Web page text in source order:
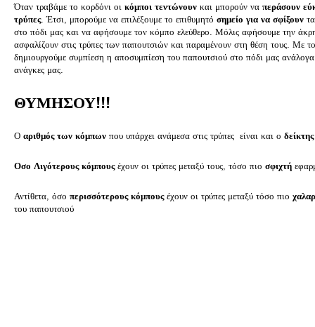
Όταν τραβάμε το κορδόνι οι κόμποι τεντώνουν και μπορούν να περάσουν
τρύπες. Έτσι, μπορούμε να επιλέξουμε το επιθυμητό σημείο για να σφίξουν
στο πόδι μας και να αφήσουμε τον κόμπο ελεύθερο. Μόλις αφήσουμε την
ασφαλίζουν στις τρύπες των παπουτσιών και παραμένουν στη θέση τους. Με
δημιουργούμε συμπίεση η αποσυμπίεση του παπουτσιού στο πόδι μας ανάλογα
ανάγκες μας.
ΘΥΜΗΣΟΥ!!!
Ο αριθμός των κόμπων που υπάρχει ανάμεσα στις τρύπες είναι και ο
Οσο Λιγότερους κόμπουςέχουν οι τρύπες μεταξύ τους, τόσο πιο σφιχτή
Αντίθετα, όσο περισσότερους κόμπουςέχουν οι τρύπες μεταξύ τόσο πιο
του παπουτσιού